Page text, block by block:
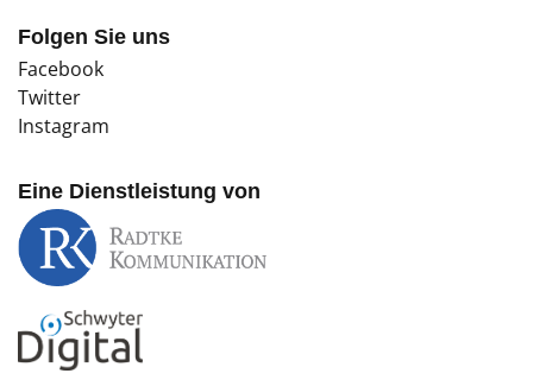
Folgen Sie uns
Facebook
Twitter
Instagram
Eine Dienstleistung von